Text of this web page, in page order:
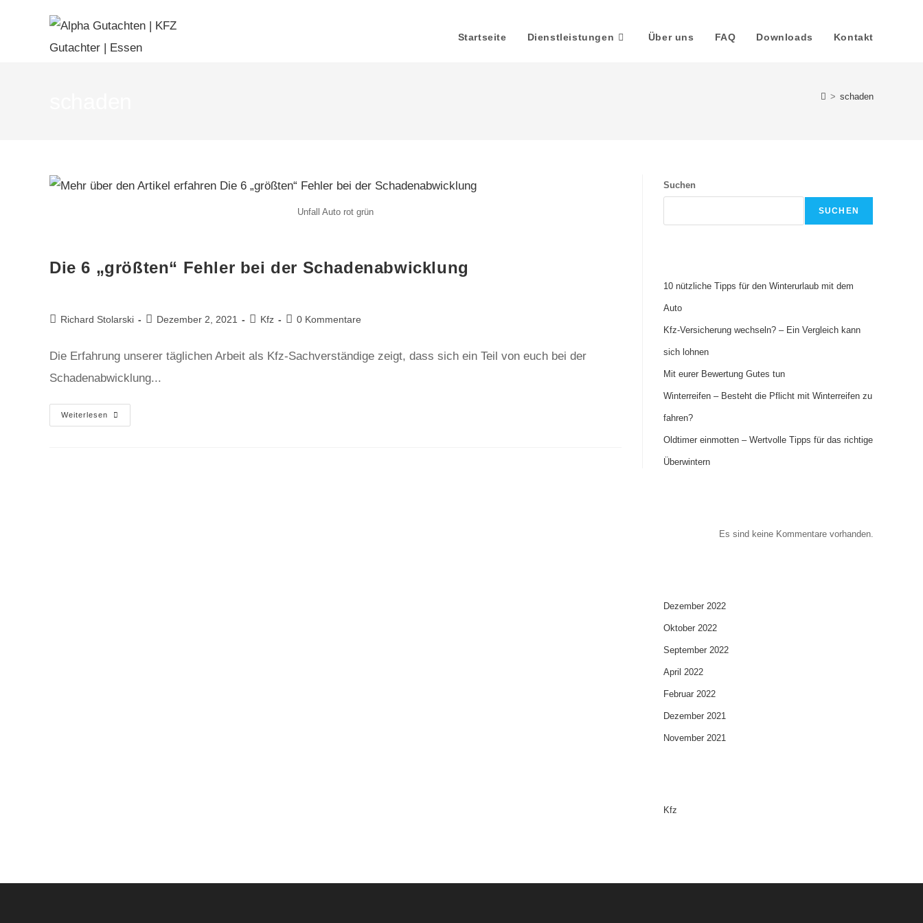
Startseite Dienstleistungen Über uns FAQ Downloads Kontakt
> schaden
Unfall Auto rot grün
Die 6 „größten“ Fehler bei der Schadenabwicklung
Richard Stolarski Dezember 2, 2021 Kfz 0 Kommentare
Die Erfahrung unserer täglichen Arbeit als Kfz-Sachverständige zeigt, dass sich ein Teil von euch bei der
Schadenabwicklung...
Weiterlesen
Suchen
SUCHEN
10 nützliche Tipps für den Winterurlaub mit dem
Auto
Kfz-Versicherung wechseln? – Ein Vergleich kann
sich lohnen
Mit eurer Bewertung Gutes tun
Winterreifen – Besteht die Pflicht mit Winterreifen zu
fahren?
Oldtimer einmotten – Wertvolle Tipps für das richtige
Überwintern
Es sind keine Kommentare vorhanden.
Dezember 2022
Oktober 2022
September 2022
April 2022
Februar 2022
Dezember 2021
November 2021
Kfz